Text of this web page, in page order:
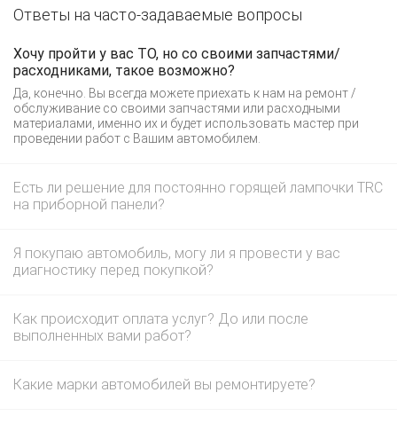
Ответы на часто-задаваемые вопросы
Хочу пройти у вас ТО, но со своими запчастями/
расходниками, такое возможно?
Да, конечно. Вы всегда можете приехать к нам на ремонт /
обслуживание со своими запчастями или расходными
материалами, именно их и будет использовать мастер при
проведении работ с Вашим автомобилем.
Есть ли решение для постоянно горящей лампочки TRC
на приборной панели?
Я покупаю автомобиль, могу ли я провести у вас
диагностику перед покупкой?
Как происходит оплата услуг? До или после
выполненных вами работ?
Какие марки автомобилей вы ремонтируете?